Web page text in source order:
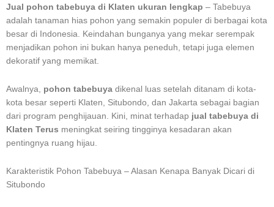
Jual pohon tabebuya di Klaten ukuran lengkap – Tabebuya
adalah tanaman hias pohon yang semakin populer di berbagai kota
besar di Indonesia. Keindahan bunganya yang mekar serempak
menjadikan pohon ini bukan hanya peneduh, tetapi juga elemen
dekoratif yang memikat.
Awalnya, pohon tabebuya dikenal luas setelah ditanam di kota-
kota besar seperti Klaten, Situbondo, dan Jakarta sebagai bagian
dari program penghijauan. Kini, minat terhadap jual tabebuya di
Klaten Terus meningkat seiring tingginya kesadaran akan
pentingnya ruang hijau.
Karakteristik Pohon Tabebuya – Alasan Kenapa Banyak Dicari di
Situbondo